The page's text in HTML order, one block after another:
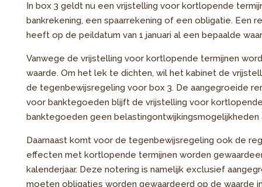
In box 3 geldt nu een vrijstelling voor kortlopende
bankrekening, een spaarrekening of een obligatie. Een
heeft op de peildatum van 1 januari al een bepaalde
Vanwege de vrijstelling voor kortlopende termijnen
waarde. Om het lek te dichten, wil het kabinet de
de tegenbewijsregeling voor box 3. De aangegroeide
voor banktegoeden blijft de vrijstelling voor
banktegoeden geen
Daarnaast komt voor de tegenbewijsregeling ook de
effecten met kortlopende termijnen worden
kalenderjaar. Deze notering is namelijk exclusief
moeten obligaties worden gewaardeerd op de waarde